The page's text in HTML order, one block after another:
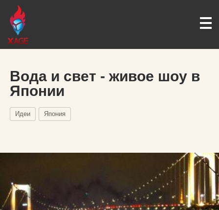
Вода и свет - живое шоу в
Японии
Идеи Япония